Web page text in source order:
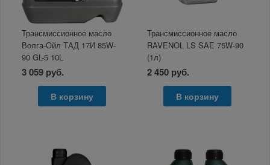
Трансмиссионное масло
Волга-Ойл ТАД 17И 85W-
90 GL-5 10L
3 059 руб.
В корзину
Трансмиссионное масло
RAVENOL LS SAE 75W-90
(1л)
2 450 руб.
В корзину